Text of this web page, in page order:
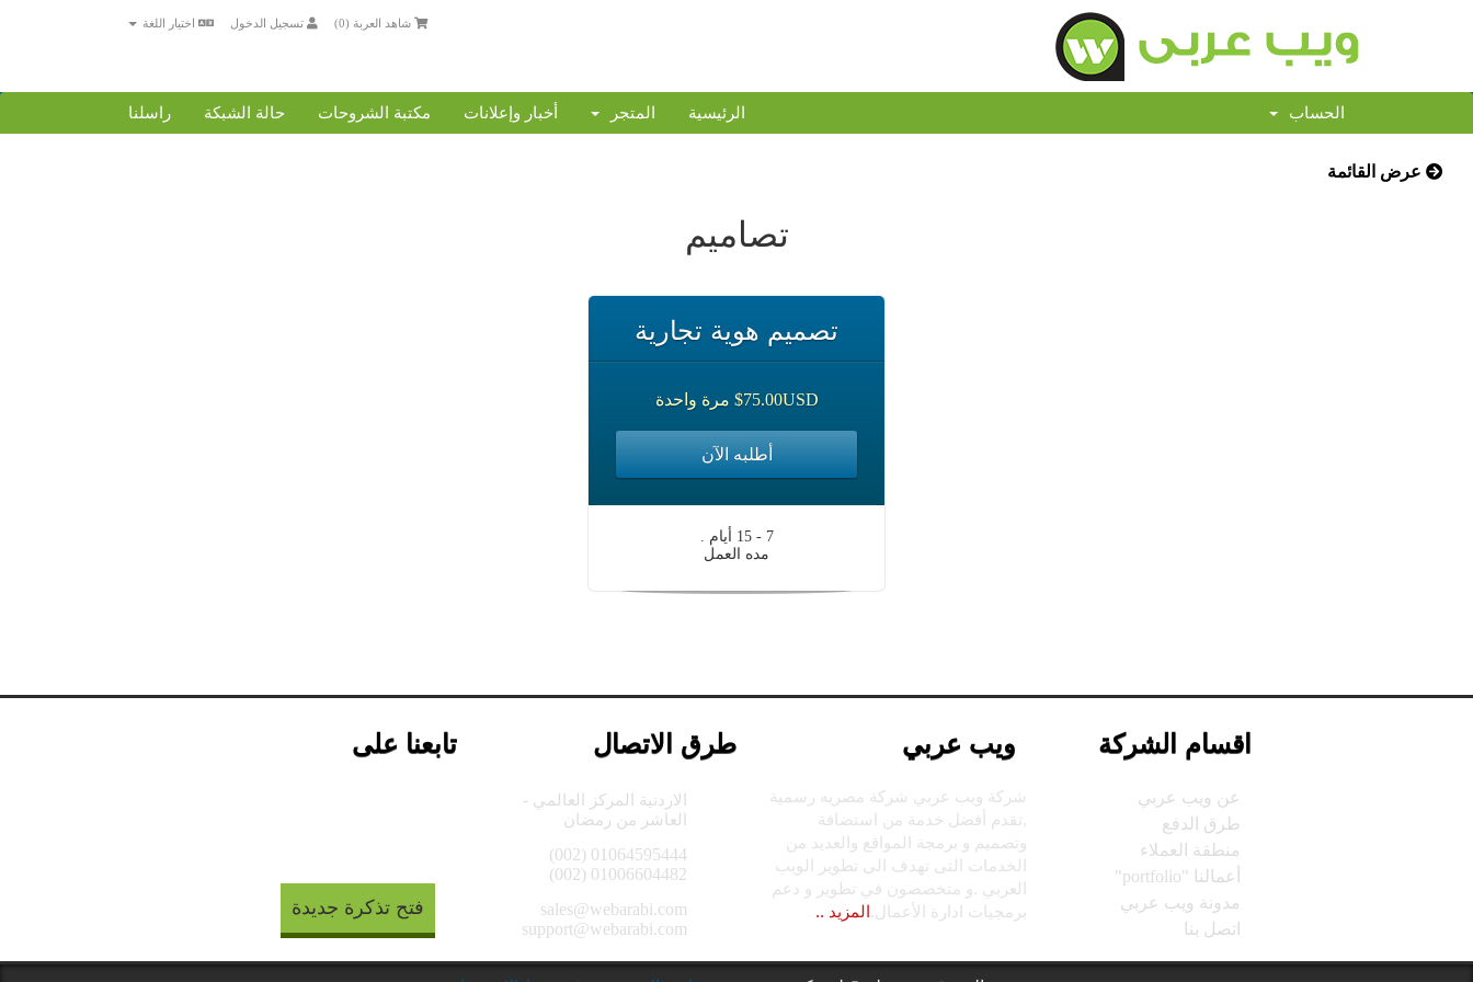
اختيار اللغة تسجيل الدخول شاهد العربة (0
)
الرئيسية المتجر أخبار وإعلانات مكتبة الشروحات حالة الشبكة راسلنا الحساب
تصاميم
تصميم هوية تجارية
$75.00USD مرة واحدة
أطلبه الآن
7 - 15 أيام .
مده العمل
اقسام الشركة
عن ويب عربي
طرق الدفع
منطقة العملاء
أعمالنا "portfolio"
مدونة ويب عربي
اتصل بنا
ويب عربي
شركة ويب عربي شركة مصريه رسمية
,تقدم أفضل خدمة من استضافة
وتصميم و برمجة المواقع والعديد من
الخدمات التى تهدف الى تطوير الويب
العربي .و متخصصون في تطوير و دعم
برمجيات ادارة الأعمال. المزيد ..
طرق الاتصال
الاردنية المركز العالمي -
العاشر من رمضان
01064595444 (002)
01006604482 (002)
sales@webarabi.com
support@webarabi.com
تابعنا على
فتح تذكرة جديدة